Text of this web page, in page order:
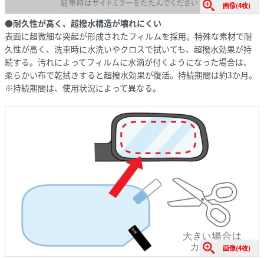
画像(4枚)
●耐久性が高く、超撥水構造が壊れにくい
表面に超微細な突起が形成されたフィルムを採用。特殊な素材で耐
久性が高く、洗車時に水洗いやクロスで拭いても、超撥水効果が持
続する。汚れによってフィルムに水滴が付くようになった場合は、
柔らかい布で乾拭きすると超撥水効果が復活。持続期間は約3か月。
※持続期間は、使用状況によって異なる。
画像(4枚)